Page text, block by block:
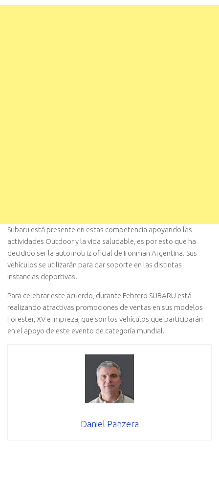
Subaru está presente en estas competencia apoyando las
actividades Outdoor y la vida saludable, es por esto que ha
decidido ser la automotriz oficial de Ironman Argentina. Sus
vehículos se utilizarán para dar soporte en las distintas
instancias deportivas.
Para celebrar este acuerdo, durante Febrero SUBARU está
realizando atractivas promociones de ventas en sus modelos
Forester, XV e Impreza, que son los vehículos que participarán
en el apoyo de este evento de categoría mundial.
Daniel Panzera